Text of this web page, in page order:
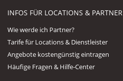
INFOS FÜR LOCATIONS & PARTNER
Wie werde ich Partner?
Tarife für Locations & Dienstleister
Angebote kostengünstig eintragen
Häufige Fragen & Hilfe-Center